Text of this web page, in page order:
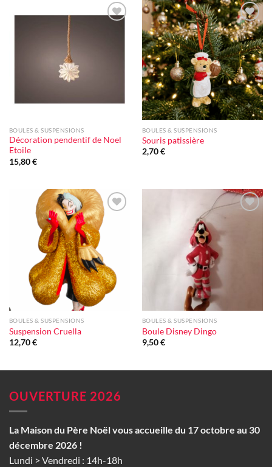
BOULES & SUSPENSIONS
Décoration pendentif de Noel
Etoile
15,80€
Ajouter
à la liste
d'envie
BOULES & SUSPENSIONS
Souris patissière
2,70€
Ajouter
à la liste
BOULES & SUSPENSIONS
Suspension Cruella
12,70€
BOULES & SUSPENSIONS
Boule Disney Dingo
9,50€
OUVERTURE 2026
La Maison du Père Noël vous accueille du 17 octobre au 30
décembre 2026 !
Lundi > Vendredi : 14h-18h